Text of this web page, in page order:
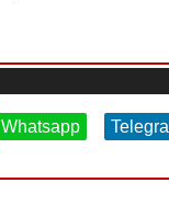
Whatsapp